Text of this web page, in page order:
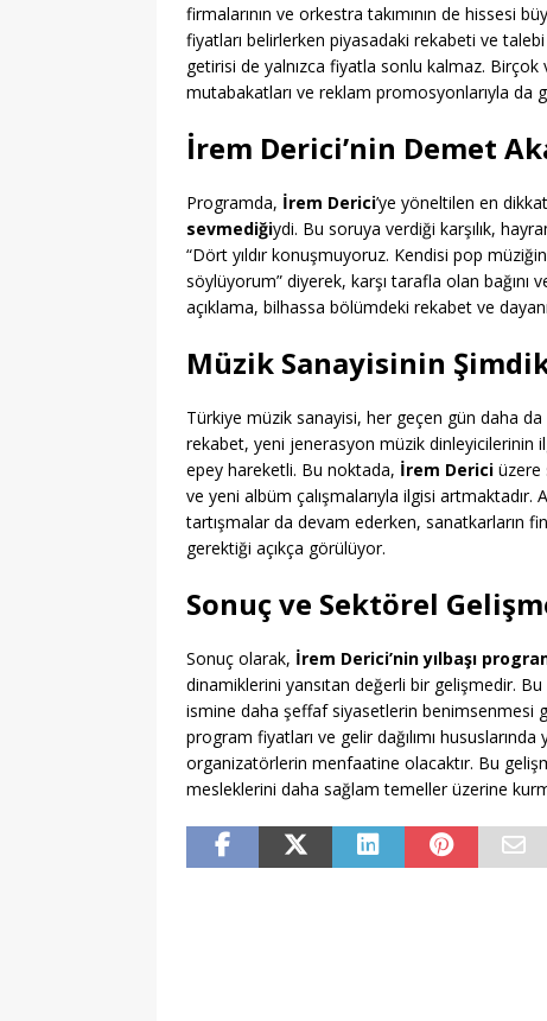
firmalarının ve orkestra takımının de hissesi
fiyatları belirlerken piyasadaki rekabeti ve
getirisi de yalnızca fiyatla sonlu kalmaz. Birçok
mutabakatları ve reklam promosyonlarıyla da
İrem Derici’nin Demet
Programda, İrem Derici’ye yöneltilen en
sevmediğiydi. Bu soruya verdiği karşılık,
“Dört yıldır konuşmuyoruz. Kendisi pop
söylüyorum” diyerek, karşı tarafla olan
açıklama, bilhassa bölümdeki rekabet ve
Müzik Sanayisinin
Türkiye müzik sanayisi, her geçen gün daha
rekabet, yeni jenerasyon müzik dinleyicilerinin
epey hareketli. Bu noktada, İrem Derici üzere
ve yeni albüm çalışmalarıyla ilgisi artmaktadır.
tartışmalar da devam ederken, sanatkarların
gerektiği açıkça görülüyor.
Sonuç ve Sektörel
Sonuç olarak, İrem Derici’nin yılbaşı
dinamiklerini yansıtan değerli bir gelişmedir. Bu
ismine daha şeffaf siyasetlerin benimsenmesi
program fiyatları ve gelir dağılımı
organizatörlerin menfaatine olacaktır. Bu
mesleklerini daha sağlam temeller üzerine